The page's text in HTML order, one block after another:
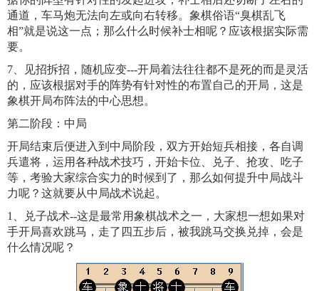
通道，车马炮无法向左或向右转移。象棋俗语“臭棋乱飞
相”就是说这一点；那么什么时候补士相呢？应该根据实际需
要。
7、见招拆招，随机应变---开局着法往往都不是死的而是灵活
的，应该根据对手的阵势有针对性的布置自己的开局，这是
象棋开局布阵法的中心思想。
第二阶段：中局
开局结束后便进入到中局阶段，双方开始短兵相接，各自调
兵遣将，运用各种战术技巧，开始卡位、兑子、抢攻、吃子
等，考验大家综合实力的时候到了，那么如何提升中局战斗
力呢？这就要从中局战术说起。
1、兑子战术--这是最常用象棋战术之一，大家想一想如果对
手开局喜欢跳马，走了四五步后，被我跳马交换兑掉，会是
什么情况呢？